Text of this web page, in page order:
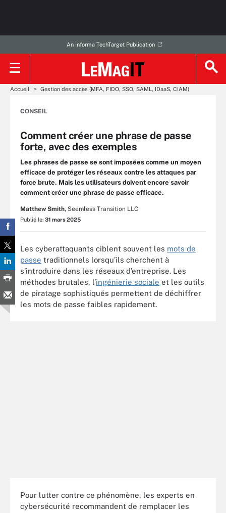
An Informa TechTarget Publication
Accueil Gestion des accès (MFA, FIDO, SSO, SAML, IDaaS, CIAM)
CONSEIL
Comment créer une phrase de passe
forte, avec des exemples
Les phrases de passe se sont imposées comme un moyen
efficace de protéger les réseaux contre les attaques par
force brute. Mais les utilisateurs doivent encore savoir
comment créer une phrase de passe efficace.
Matthew Smith, Seemless Transition LLC
Publié le: 31 mars 2025
Les cyberattaquants ciblent souvent les mots de
passe traditionnels lorsqu’ils cherchent à
s’introduire dans les réseaux d’entreprise. Les
méthodes brutales, l’ingénierie sociale et les outils
de piratage sophistiqués permettent de déchiffrer
les mots de passe faibles rapidement.
Pour lutter contre ce phénomène, les experts en
cybersécurité recommandent de remplacer les